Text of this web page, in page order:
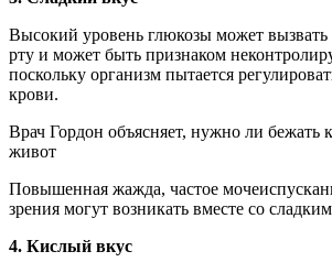
Высокий уровень глюкозы может вызвать
рту и может быть признаком
поскольку организм пытается
крови.
Врач Гордон объясняет, нужно ли бежать
живот
Повышенная жажда, частое
зрения могут возникать вместе со
4. Кислый вкус